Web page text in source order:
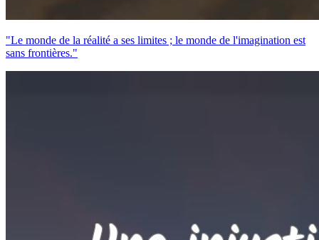
"Le monde de la réalité a ses limites ; le monde de l'imagination est
sans frontières."